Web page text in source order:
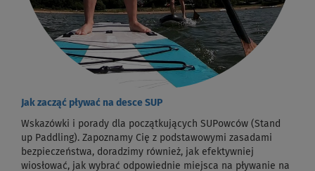
Jak zacząć pływać na desce SUP
Wskazówki i porady dla początkujących SUPowców (Stand
up Paddling). Zapoznamy Cię z podstawowymi zasadami
bezpieczeństwa, doradzimy również, jak efektywniej
wiosłować, jak wybrać odpowiednie miejsca na pływanie na